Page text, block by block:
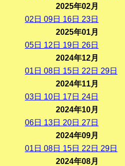
2025年02月
02 日 09日 16日 23日
2025年01月
05日 12 日 19日 26日
2024年12月
01 日 08日 15日 22 日 29日
2024年11月
03日 10日 17日 24日
2024年10月
06日 13日 20日 27日
2024年09月
01 日 08日 15日 22 日 29日
2024年08月